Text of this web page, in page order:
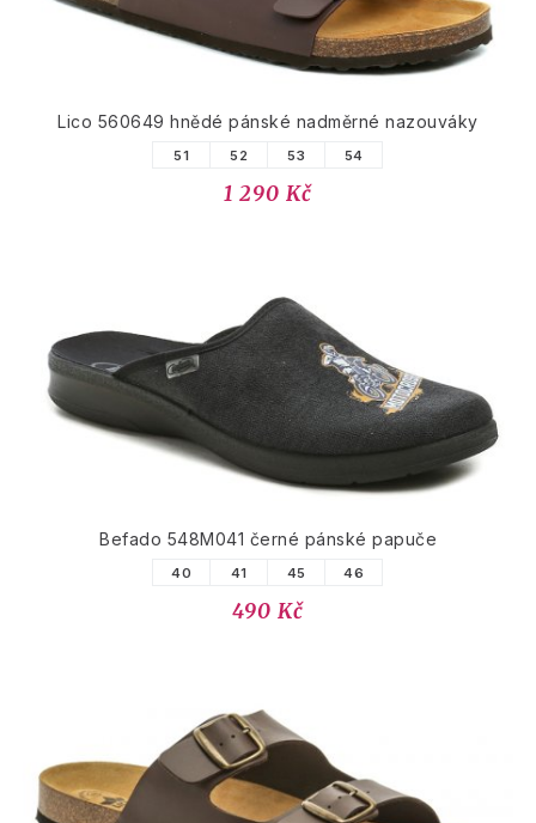
Lico 560649 hnědé pánské nadměrné nazouváky
51 52 53 54
1 290 Kč
Befado 548M041 černé pánské papuče
40 41 45 46
490 Kč